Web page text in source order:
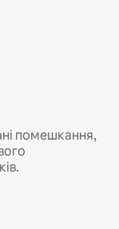
помешкання,